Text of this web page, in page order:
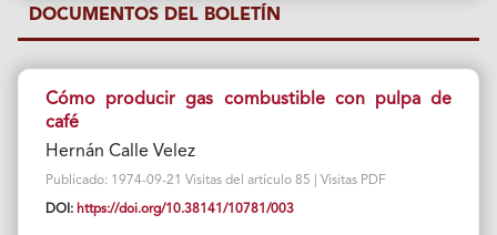
DOCUMENTOS DEL BOLETÍN
Cómo producir gas combustible con pulpa de
café
Hernán Calle Velez
Publicado: 1974-09-21 Visitas del artículo 85 | Visitas PDF
DOI: https://doi.org/10.38141/10781/003